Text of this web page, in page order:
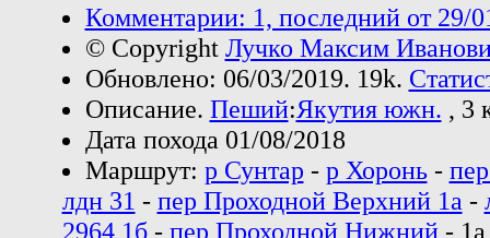
Комментарии: 1, последний от 29/
© Copyright Лучко Максим
Обновлено: 06/03/2019. 19k.
Описание. Пеший:Якутия южн. , 3
Дата похода 01/08/2018
Маршрут: р Сунтар - р Хоронь-
лдн 31 - пер Проходной Верхний 1а -
2964 1б- пер Проходной Нижний-